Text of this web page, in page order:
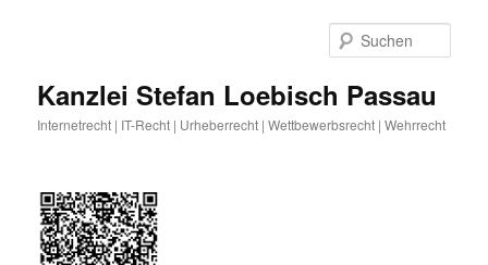
Kanzlei Stefan Loebisch Passau
Internetrecht | IT-Recht | Urheberrecht | Wettbewerbsrecht | Wehrrecht